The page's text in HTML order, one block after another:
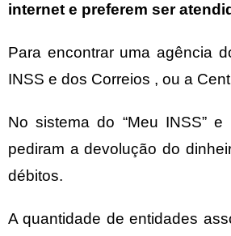
internet e preferem ser
Para encontrar uma agência
INSS e dos Correios , ou a
No sistema do “Meu INSS”
pediram a devolução do
débitos.
A quantidade de entidades